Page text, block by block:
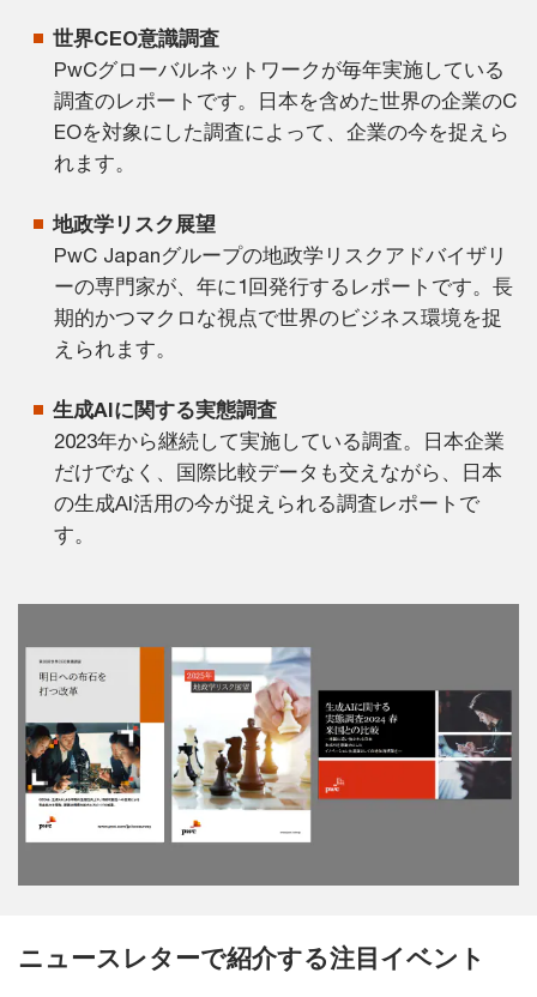
世界CEO意識調査
PwCグローバルネットワークが毎年実施している
調査のレポートです。日本を含めた世界の企業のC
EOを対象にした調査によって、企業の今を捉えら
れます。
地政学リスク展望
PwC Japanグループの地政学リスクアドバイザリ
ーの専門家が、年に1回発行するレポートです。長
期的かつマクロな視点で世界のビジネス環境を捉
えられます。
生成AIに関する実態調査
2023年から継続して実施している調査。日本企業
だけでなく、国際比較データも交えながら、日本
の生成AI活用の今が捉えられる調査レポートで
す。
ニュースレターで紹介する注目イベント